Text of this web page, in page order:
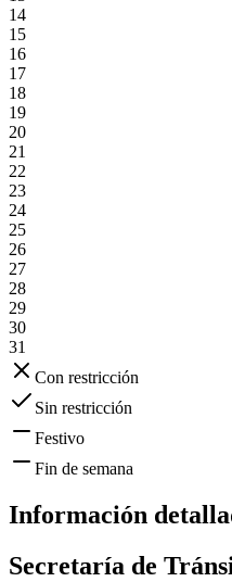
14
15
16
17
18
19
20
21
22
23
24
25
26
27
28
29
30
31
Con restricción
Sin restricción
Festivo
Fin de semana
Información
Secretaría de